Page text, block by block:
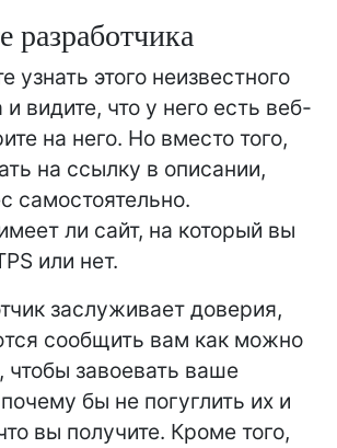
разработчика
узнать этого неизвестного
и видите, что у него есть веб-
на него. Но вместо того,
на ссылку в описании,
самостоятельно.
ли сайт, на который вы
или нет.
заслуживает доверия,
сообщить вам как можно
чтобы завоевать ваше
бы не погуглить их и
вы получите. Кроме того,